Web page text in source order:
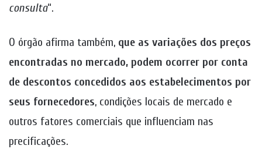
consulta“.
O órgão afirma também, que as variações dos preços
encontradas no mercado, podem ocorrer por conta
de descontos concedidos aos estabelecimentos por
seus fornecedores, condições locais de mercado e
outros fatores comerciais que influenciam nas
precificações.